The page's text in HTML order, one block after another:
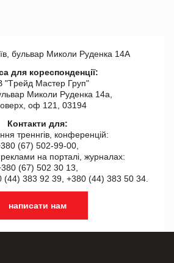
бульвар Миколи Руденка 14А
для кореспонденції:
"Tрейд Мастер Груп"
Миколи Руденка 14а,
оф 121, 03194
Контакти для:
треннгів, конференцій:
(67) 502-99-00,
на порталі, журналах:
(67) 502 30 13,
(44) 383 92 39, +380 (44) 383 50 34.
написати нам